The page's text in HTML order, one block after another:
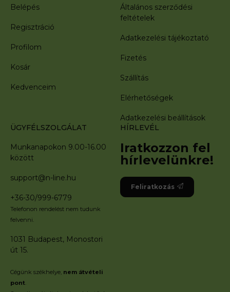
Belépés
Regisztráció
Profilom
Kosár
Kedvenceim
Általános szerződési
feltételek
Adatkezelési tájékoztató
Fizetés
Szállítás
Elérhetőségek
Adatkezelési beállítások
ÜGYFÉLSZOLGÁLAT
Munkanapokon 9.00-16.00
között
support@n-line.hu
+36-30/999-6779
Telefonon rendelést nem tudunk
felvenni.
1031 Budapest, Monostori
út 15.
Cégünk székhelye, nem átvételi
pont.
HÍRLEVÉL
Iratkozzon fel
hírlevelünkre!
Feliratkozás